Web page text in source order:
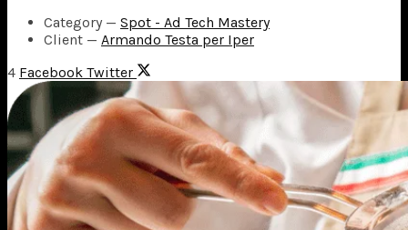
Category — Spot - Ad Tech Mastery
Client — Armando Testa per Iper
4 Facebook Twitter